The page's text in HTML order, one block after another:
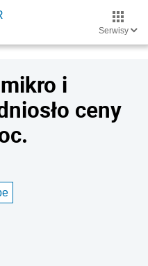
Serwisy
i
ceny